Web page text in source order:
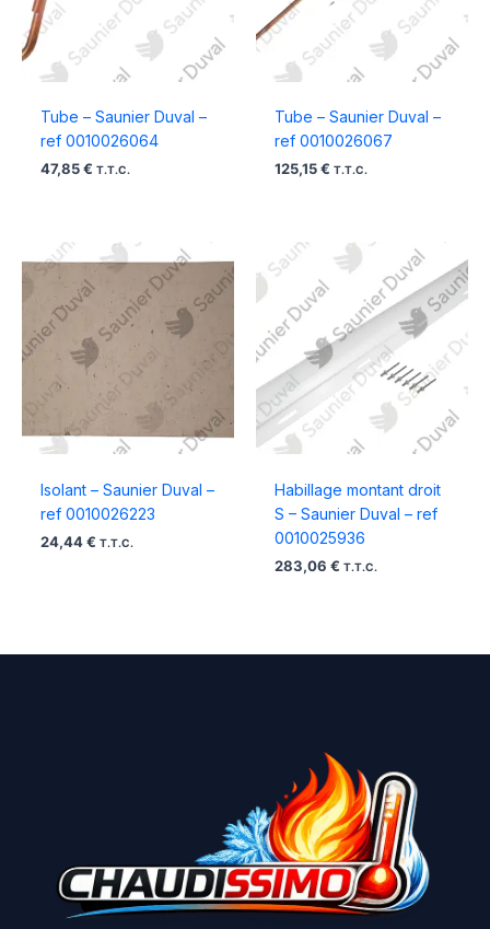
Tube – Saunier Duval –
ref 0010026064
47,85 € T.T.C.
Tube – Saunier Duval –
ref 0010026067
125,15 € T.T.C.
Isolant – Saunier Duval –
ref 0010026223
24,44 € T.T.C.
Habillage montant droit
S – Saunier Duval – ref
0010025936
283,06 € T.T.C.